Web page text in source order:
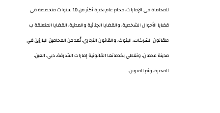
للمحاماة في الإمارات، محام عام بخبرة أكثر من 10 سنوات متخصصة في
قضايا الأحوال الشخصية، والقضايا الجنائية والمدنية، القضايا المتعلقة ب
طقانون الشركات، البنوك، والقانون التجاري، تُعد من المحامين البارزين في
مدينة عجمان، وتغطي بخدماتها القانونية إمارات الشارقة، دبي، العين،
الفجيرة، وأم القيوين.